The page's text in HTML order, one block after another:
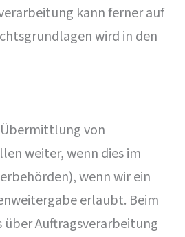
kann ferner auf
wird in den
Übermittlung von
weiter, wenn dies im
wenn wir ein
erlaubt. Beim
über Auftragsverarbeitung